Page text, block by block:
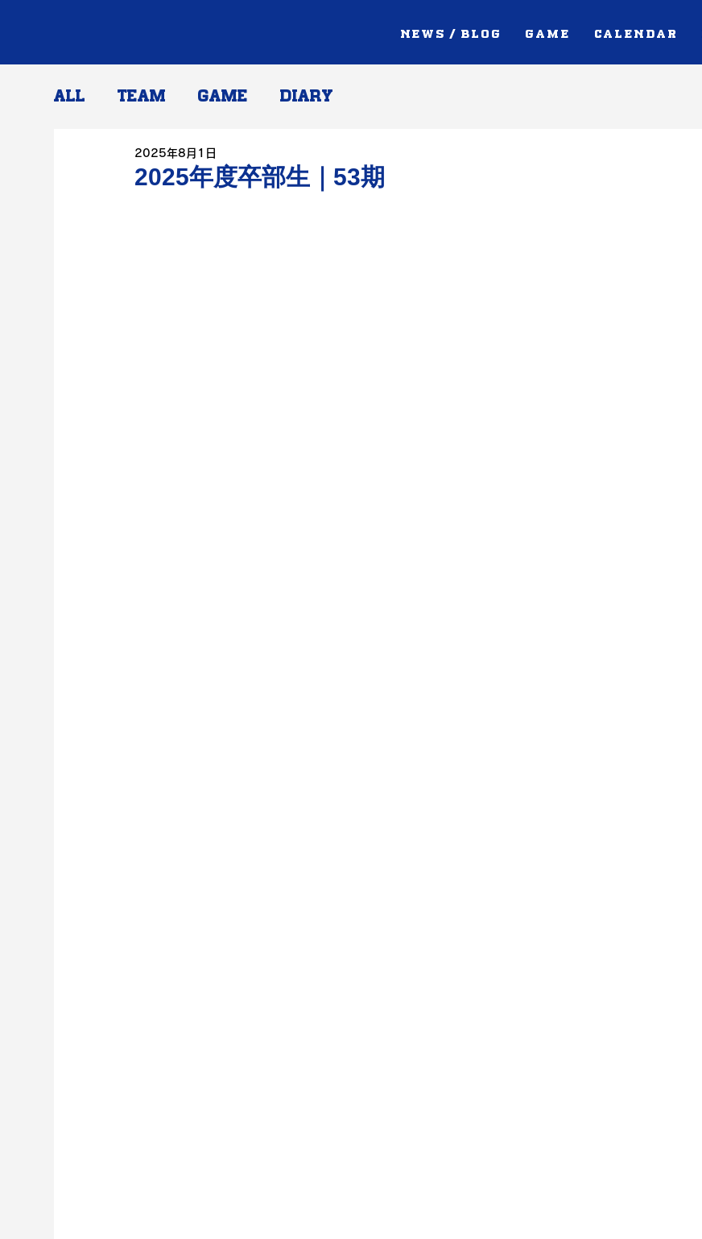
NEWS / BLOG GAME CALENDAR
ALL TEAM GAME DIARY
2025年度卒部生｜53期
2025年8月1日